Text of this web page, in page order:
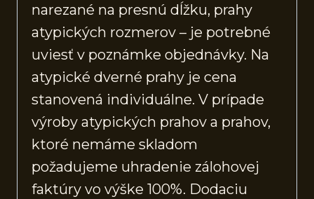
narezané na presnú dĺžku, prahy
atypických rozmerov – je potrebné
uviesť v poznámke objednávky. Na
atypické dverné prahy je cena
stanovená individuálne. V prípade
výroby atypických prahov a prahov,
ktoré nemáme skladom
požadujeme uhradenie zálohovej
faktúry vo výške 100%. Dodaciu